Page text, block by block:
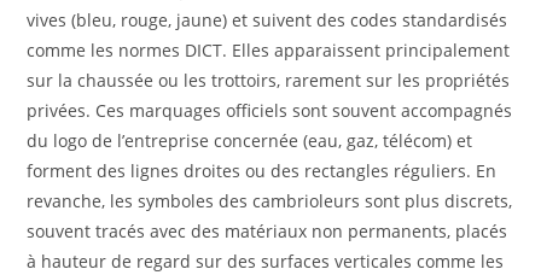
vives (bleu, rouge, jaune) et suivent des codes standardisés
comme les normes DICT. Elles apparaissent principalement
sur la chaussée ou les trottoirs, rarement sur les propriétés
privées. Ces marquages officiels sont souvent accompagnés
du logo de l’entreprise concernée (eau, gaz, télécom) et
forment des lignes droites ou des rectangles réguliers. En
revanche, les symboles des cambrioleurs sont plus discrets,
souvent tracés avec des matériaux non permanents, placés
à hauteur de regard sur des surfaces verticales comme les